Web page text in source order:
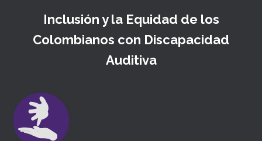
Inclusión y la Equidad de los
Colombianos con Discapacidad
Auditiva